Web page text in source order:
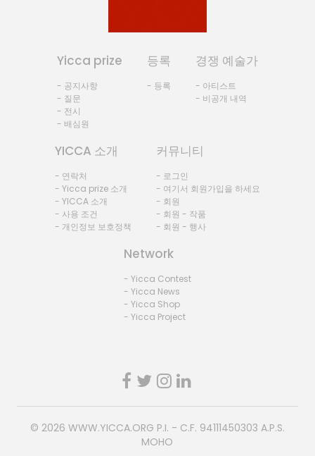
Yicca prize
- 공지사항
- 질문
- 전시
- 배심원
등록
- 등록
경쟁 예술가
- 아티스트
- 비공개 내역
YICCA 소개
- 연락처
- Yicca prize 소개
- YICCA 소개
- 사용 조건
- 개인정보 보호정책
커뮤니티
- 로그인
- 여기서 회원가입을 하세요
- 회원
- 회원 - 작품
- 회원 - 행사
Network
- Yicca Contest
- Yicca News
- Yicca Shop
- Yicca Project
© 2026 WWW.YICCA.ORG P.I. - C.F. 94111450303 A.P.S.
MOHO